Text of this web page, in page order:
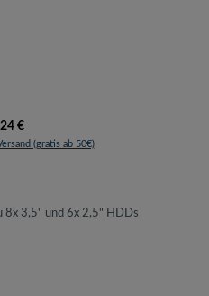
Preis:
€
(gratis ab 50€)